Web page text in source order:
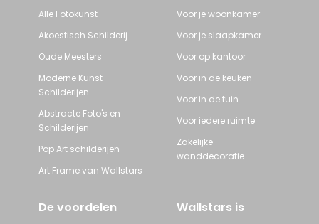
Alle Fotokunst
Akoestisch Schilderij
Oude Meesters
Moderne Kunst
Schilderijen
Abstracte Foto's en
Schilderijen
Pop Art schilderijen
Art Frame van Wallstars
Voor je woonkamer
Voor je slaapkamer
Voor op kantoor
Voor in de keuken
Voor in de tuin
Voor iedere ruimte
Zakelijke
wanddecoratie
De voordelen Wallstars is